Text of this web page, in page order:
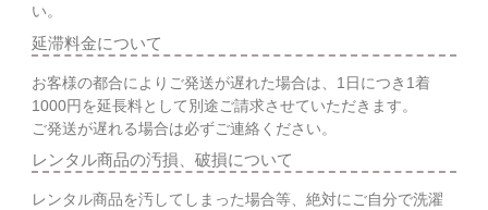
い。
延滞料金について
お客様の都合によりご発送が遅れた場合は、1日につき1着
1000円を延長料として別途ご請求させていただきます。
ご発送が遅れる場合は必ずご連絡ください。
レンタル商品の汚損、破損について
レンタル商品を汚してしまった場合等、絶対にご自分で洗濯